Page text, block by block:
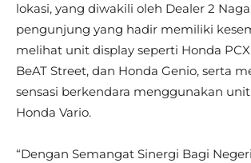
lokasi, yang diwakili oleh Dealer 2
pengunjung yang hadir memiliki
melihat unit display seperti Honda PCX
BeAT Street, dan Honda Genio, serta
sensasi berkendara menggunakan
Honda Vario.
“Dengan Semangat Sinergi Bagi